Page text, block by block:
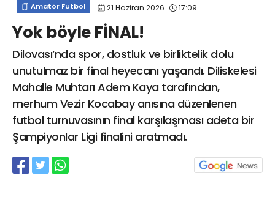
Amatör Futbol 21 Haziran 2026 17:09
Yok böyle FİNAL!
Dilovası’nda spor, dostluk ve birliktelik dolu
unutulmaz bir final heyecanı yaşandı. Diliskelesi
Mahalle Muhtarı Adem Kaya tarafından,
merhum Vezir Kocabay anısına düzenlenen
futbol turnuvasının final karşılaşması adeta bir
Şampiyonlar Ligi finalini aratmadı.
info@spor41.com